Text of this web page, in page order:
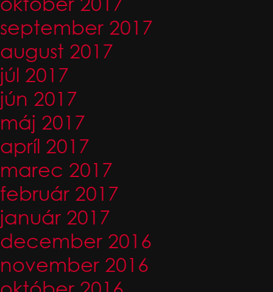
september 2017
august 2017
júl 2017
jún 2017
máj 2017
apríl 2017
marec 2017
február 2017
január 2017
december 2016
november 2016